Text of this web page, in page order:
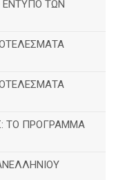
ΤΩΝ
ΤΟ ΠΡΟΓΡΑΜΜΑ